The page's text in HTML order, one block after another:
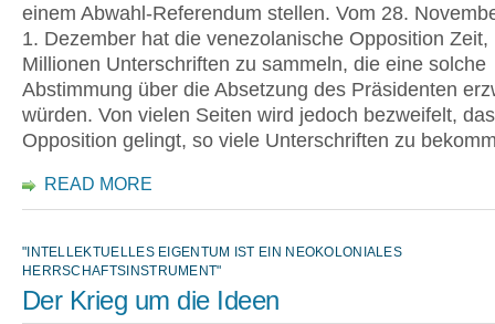
einem Abwahl-Referendum stellen. Vom 28.
1. Dezember hat die venezolanische Opposition Zeit,
Millionen Unterschriften zu sammeln, die eine solche
Abstimmung über die Absetzung des Präsidenten
würden. Von vielen Seiten wird jedoch bezweifelt,
Opposition gelingt, so viele Unterschriften zu
READ MORE
"INTELLEKTUELLES EIGENTUM IST EIN NEOKOLONIALES
HERRSCHAFTSINSTRUMENT"
Der Krieg um die Ideen